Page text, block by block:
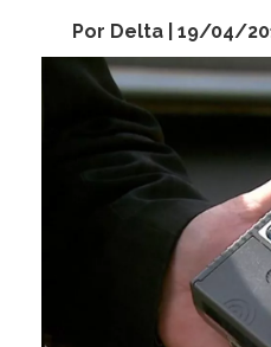
Por Delta | 19/04/